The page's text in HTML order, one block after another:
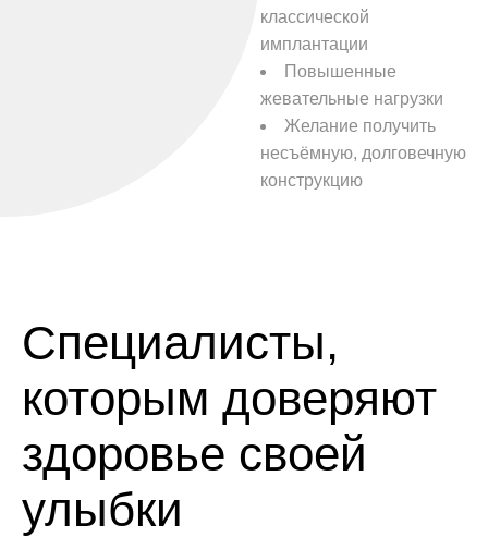
классической
имплантации
Повышенные
жевательные нагрузки
Желание получить
несъёмную, долговечную
конструкцию
Специалисты,
которым доверяют
здоровье своей
улыбки